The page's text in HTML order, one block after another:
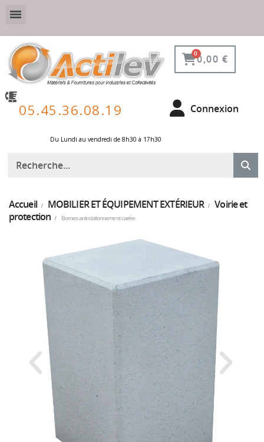
0,00 €
05.45.36.08.19 Connexion
Du Lundi au vendredi de 8h30 à 17h30 ​
Accueil MOBILIER ET ÉQUIPEMENT EXTÉRIEUR
Voirie et
protection
Bornes anti-stationnement carrée